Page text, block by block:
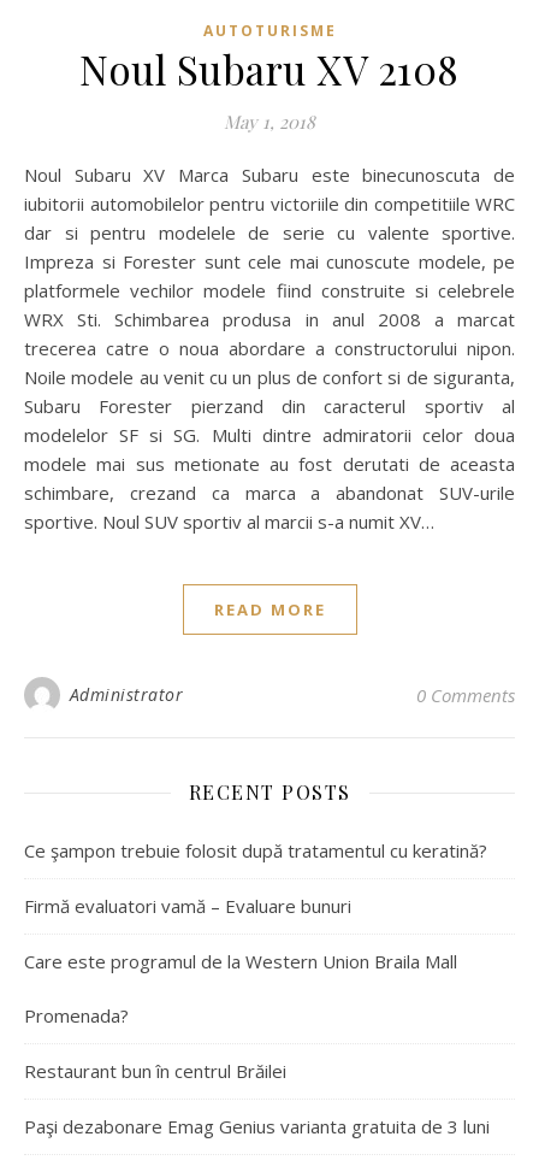
AUTOTURISME
Noul Subaru XV 2108
May 1, 2018
Noul Subaru XV Marca Subaru este binecunoscuta de
iubitorii automobilelor pentru victoriile din competitiile WRC
dar si pentru modelele de serie cu valente sportive.
Impreza si Forester sunt cele mai cunoscute modele, pe
platformele vechilor modele fiind construite si celebrele
WRX Sti. Schimbarea produsa in anul 2008 a marcat
trecerea catre o noua abordare a constructorului nipon.
Noile modele au venit cu un plus de confort si de siguranta,
Subaru Forester pierzand din caracterul sportiv al
modelelor SF si SG. Multi dintre admiratorii celor doua
modele mai sus metionate au fost derutati de aceasta
schimbare, crezand ca marca a abandonat SUV-urile
sportive. Noul SUV sportiv al marcii s-a numit XV…
READ MORE
Administrator 0 Comments
RECENT POSTS
Ce şampon trebuie folosit după tratamentul cu keratină?
Firmă evaluatori vamă – Evaluare bunuri
Care este programul de la Western Union Braila Mall
Promenada?
Restaurant bun în centrul Brăilei
Paşi dezabonare Emag Genius varianta gratuita de 3 luni